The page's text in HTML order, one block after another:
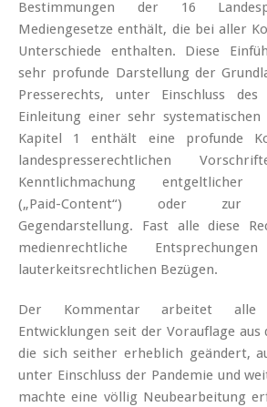
Bestimmungen der 16
Mediengesetze enthält, die bei aller
Unterschiede enthalten. Diese
sehr profunde Darstellung der
Presserechts, unter Einschluss
Einleitung einer sehr systematischen
Kapitel 1 enthält eine profunde
landespresserechtlichen
Kenntlichmachung entgeltlicher
(„Paid-Content“) oder zur
Gegendarstellung. Fast alle diese
medienrechtliche
lauterkeitsrechtlichen Bezügen.
Der Kommentar arbeitet alle
Entwicklungen seit der Vorauflage aus
die sich seither erheblich geändert,
unter Einschluss der Pandemie und
machte eine völlig Neubearbeitung